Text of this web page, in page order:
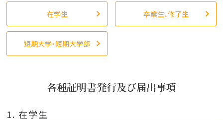
在学生 卒業生、修了生
短期大学・短期大学部
各種証明書発行及び届出事項
1. 在学生